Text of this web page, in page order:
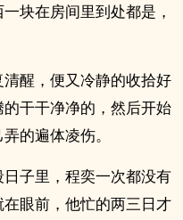
块在房间里到处都是，
醒，便又冷静的收拾好
干干净净的，然后开始
的遍体凌伤。
子里，程奕一次都没有
眼前，他忙的两三日才